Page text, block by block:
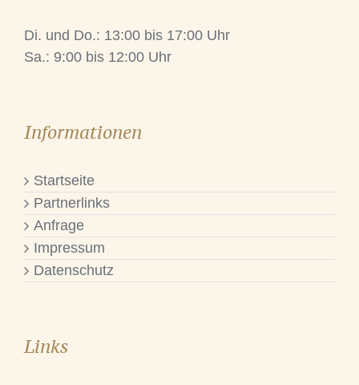
Di. und Do.: 13:00 bis 17:00 Uhr
Sa.: 9:00 bis 12:00 Uhr
Informationen
Startseite
Partnerlinks
Anfrage
Impressum
Datenschutz
Links